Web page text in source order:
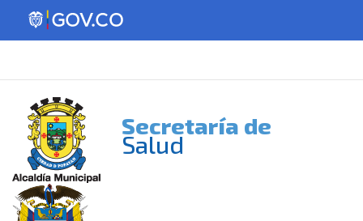
Secretaría de
Salud